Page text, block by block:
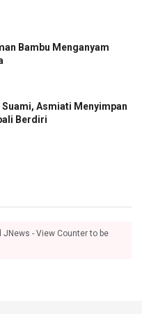
Bambu Menganyam
Asmiati Menyimpan
Berdiri
JNews - View Counter to be